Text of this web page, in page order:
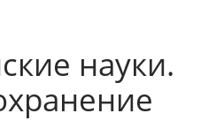
науки.